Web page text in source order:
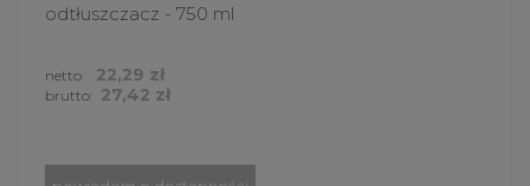
odtłuszczacz - 750 ml
brutto: 27,42 zł
netto: 22,29 zł